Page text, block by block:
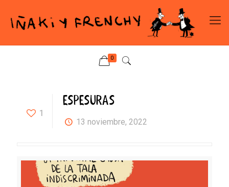
0
1
ESPESURAS
13 noviembre, 2022